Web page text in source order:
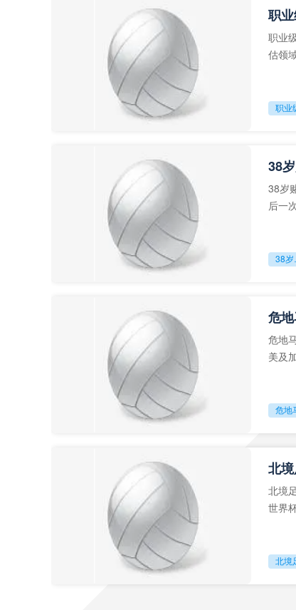
职
职业
估领
38
38岁
后一
38
危
危地
美及
北
北境
世界